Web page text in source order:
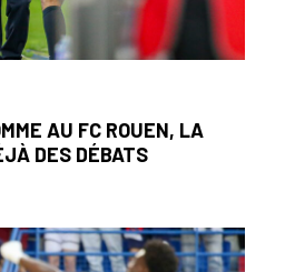
AU FC ROUEN, LA
DES DÉBATS